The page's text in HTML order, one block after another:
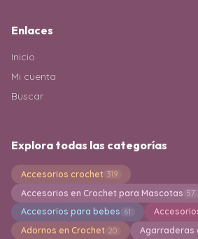
Enlaces
Inicio
Mi cuenta
Buscar
Explora todas las categorías
Accesorios crochet 319
Accesorios en Crochet para Mascotas 57
Accesorios para bebes 61
Adornos en Crochet 20 Agarraderas